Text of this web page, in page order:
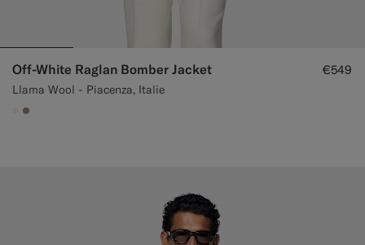
Off-White Raglan Bomber Jacket
Llama Wool - Piacenza, Italie
€549
#F1EFE8
#9B8F81